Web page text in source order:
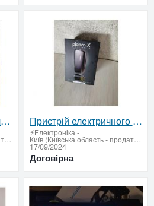
USB подогреватель для кружек
Київ (Київська область - продати купити)
Пристрій електричного нагрівання тютюну Ploom X Advanced Black
⚡Електроніка-
Київ (Київська область - продати купити)
17/09/2024
Договірна